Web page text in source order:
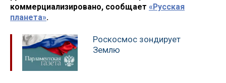
коммерциализировано, сообщает «Русская
планета».
Роскосмос зондирует
Землю